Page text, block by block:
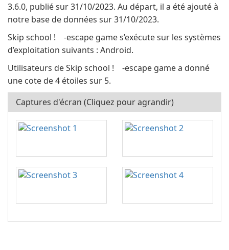
3.6.0, publié sur 31/10/2023. Au départ, il a été ajouté à
notre base de données sur 31/10/2023.
Skip school ! -escape game s’exécute sur les systèmes
d’exploitation suivants : Android.
Utilisateurs de Skip school ! -escape game a donné
une cote de 4 étoiles sur 5.
Captures d'écran (Cliquez pour agrandir)